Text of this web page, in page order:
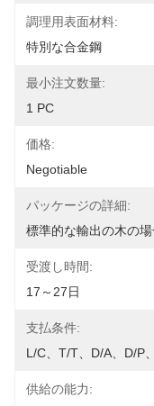
調理用表面材料:
特別な合金鋼
最小注文数量:
1 PC
価格:
Negotiable
パッケージの詳細:
標準的な輸出の木の場
受渡し時間:
17～27日
支払条件:
L/C、T/T、D/A、D/P
供給の能力: